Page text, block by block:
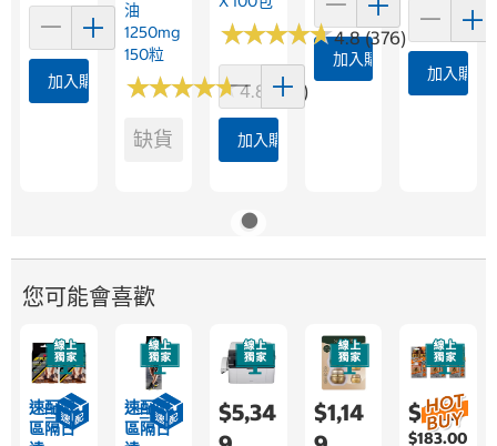
加入購物車
油
1250mg
150粒
★★★★★
★★★★★4.8 (361)
缺貨
★★★★★
★★★★★4.8 (376)
加入購物車
加入購物車
加入購物
您可能會喜歡
速配限
區隔日
速配限
區隔日
$5,34
$1,14
$689
$183.00